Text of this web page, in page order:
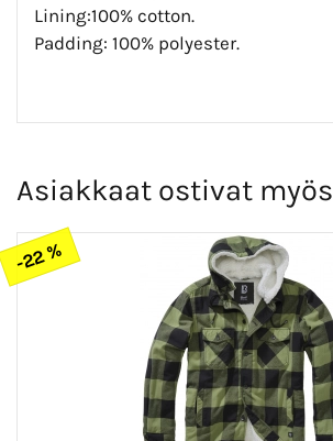
Lining:100% cotton.
Padding: 100% polyester.
Asiakkaat ostivat myös
-22 %